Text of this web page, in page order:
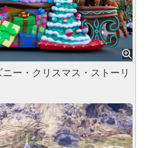
ー・クリスマス・ストーリ